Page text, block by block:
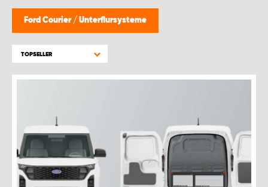
Ford Courier / Unterflursysteme
TOPSELLER